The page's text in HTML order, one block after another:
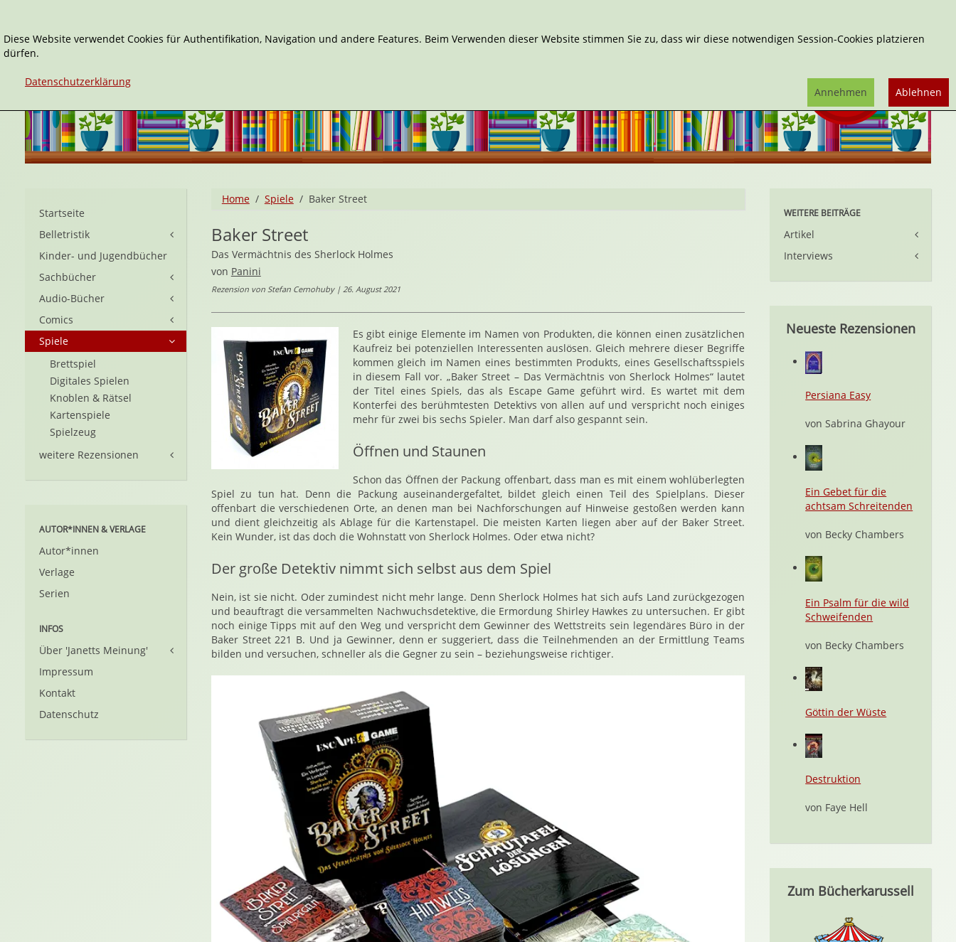
Home Spiele Baker Street
Baker Street
Das Vermächtnis des Sherlock Holmes
von Panini
Rezension von Stefan Cernohuby | 26. August 2021
Es gibt einige Elemente im Namen von Produkten, die können einen zusätzlichen
Kaufreiz bei potenziellen Interessenten auslösen. Gleich mehrere dieser Begriffe
kommen gleich im Namen eines bestimmten Produkts, eines Gesellschaftsspiels
in diesem Fall vor. „Baker Street – Das Vermächtnis von Sherlock Holmes“ lautet
der Titel eines Spiels, das als Escape Game geführt wird. Es wartet mit dem
Konterfei des berühmtesten Detektivs von allen auf und verspricht noch einiges
mehr für zwei bis sechs Spieler. Man darf also gespannt sein.
Öffnen und Staunen
Schon das Öffnen der Packung offenbart, dass man es mit einem wohlüberlegten
Spiel zu tun hat. Denn die Packung auseinandergefaltet, bildet gleich einen Teil des Spielplans. Dieser
offenbart die verschiedenen Orte, an denen man bei Nachforschungen auf Hinweise gestoßen werden kann
und dient gleichzeitig als Ablage für die Kartenstapel. Die meisten Karten liegen aber auf der Baker Street.
Kein Wunder, ist das doch die Wohnstatt von Sherlock Holmes. Oder etwa nicht?
Der große Detektiv nimmt sich selbst aus dem Spiel
Nein, ist sie nicht. Oder zumindest nicht mehr lange. Denn Sherlock Holmes hat sich aufs Land zurückgezogen
und beauftragt die versammelten Nachwuchsdetektive, die Ermordung Shirley Hawkes zu untersuchen. Er gibt
noch einige Tipps mit auf den Weg und verspricht dem Gewinner des Wettstreits sein legendäres Büro in der
Baker Street 221 B. Und ja Gewinner, denn er suggeriert, dass die Teilnehmenden an der Ermittlung Teams
bilden und versuchen, schneller als die Gegner zu sein – beziehungsweise richtiger.
Startseite
Belletristik
Kinder- und Jugendbücher
Sachbücher
Audio-Bücher
Comics
Spiele
Brettspiel
Digitales Spielen
Knoblen & Rätsel
Kartenspiele
Spielzeug
weitere Rezensionen
AUTOR*INNEN & VERLAGE
Autor*innen
Verlage
Serien
INFOS
Über 'Janetts Meinung'
Impressum
Kontakt
Datenschutz
WEITERE BEITRÄGE
Artikel
Interviews
Neueste Rezensionen
Persiana Easy
von Sabrina Ghayour
Ein Gebet für die
achtsam Schreitenden
von Becky Chambers
Ein Psalm für die wild
Schweifenden
von Becky Chambers
Göttin der Wüste
Destruktion
von Faye Hell
Zum Bücherkarussell
Diese Website verwendet Cookies für Authentifikation, Navigation und andere Features. Beim Verwenden dieser Website stimmen Sie zu, dass wir diese notwendigen Session-Cookies platzieren
dürfen.
Datenschutzerklärung
Ablehnen
Annehmen